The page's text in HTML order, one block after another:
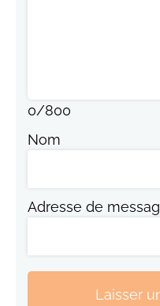
0/800
Nom
Adresse de
Laisser